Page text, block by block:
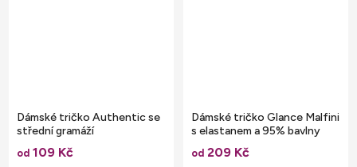
Dámské tričko Authentic se
střední gramáží
od 109 Kč
Dámské tričko Glance Malfini
s elastanem a 95% bavlny
od 209 Kč